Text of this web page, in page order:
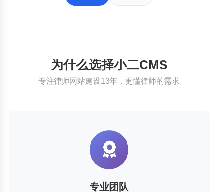
为什么选择小二CMS
专注律师网站建设13年，更懂律师的需求
专业团队